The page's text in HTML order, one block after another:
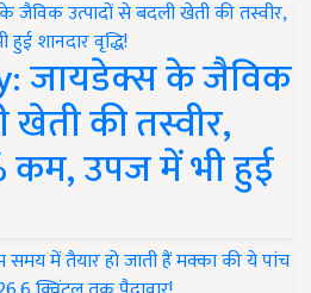
जायडेक्स के जैविक
खेती की तस्वीर,
कम, उपज में भी हुई